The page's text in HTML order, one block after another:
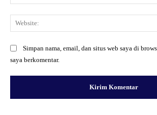
Simpan nama, email, dan situs web saya di
saya berkomentar.